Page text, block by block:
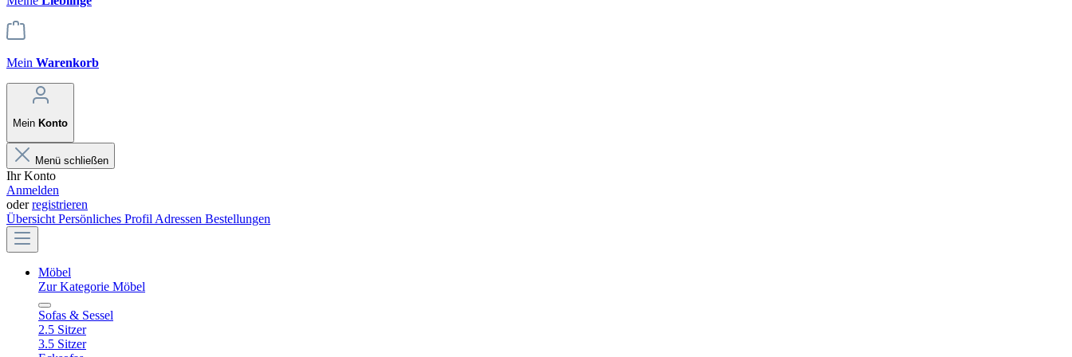
Mein Warenkorb
Mein Konto
Menü schließen
Ihr Konto
Anmelden
oderregistrieren
Übersicht Persönliches Profil Adressen Bestellungen
Möbel
Zur Kategorie Möbel
Sofas & Sessel
2.5 Sitzer
3.5 Sitzer